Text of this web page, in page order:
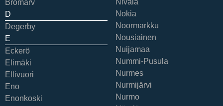
Bromarv
D
Degerby
E
Eckerö
Elimäki
Ellivuori
Eno
Enonkoski
Nivala
Nokia
Noormarkku
Nousiainen
Nuijamaa
Nummi-Pusula
Nurmes
Nurmijärvi
Nurmo